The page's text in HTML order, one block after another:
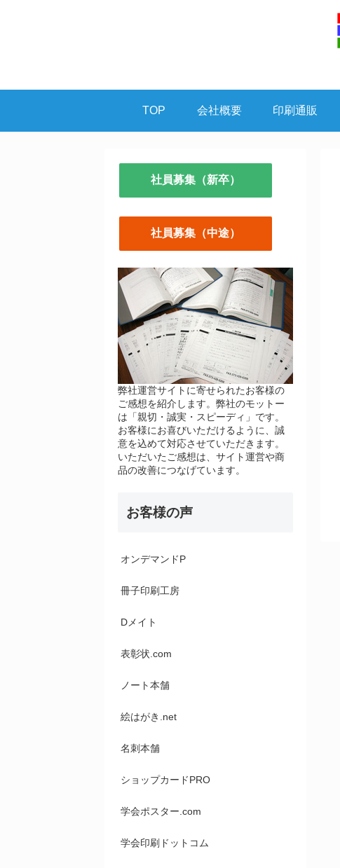
TOP 会社概要 印刷通販
社員募集（新卒）
社員募集（中途）
弊社運営サイトに寄せられたお客様の
ご感想を紹介します。弊社のモットー
は「親切・誠実・スピーディ」です。
お客様にお喜びいただけるように、誠
意を込めて対応させていただきます。
いただいたご感想は、サイト運営や商
品の改善につなげています。
お客様の声
オンデマンドP
冊子印刷工房
Dメイト
表彰状.com
ノート本舗
絵はがき.net
名刺本舗
ショップカードPRO
学会ポスター.com
学会印刷ドットコム